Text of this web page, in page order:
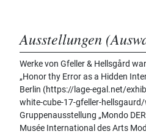
Ausstellungen
Werke von Gfeller & Hellsgård
„Honor thy Error as a Hidden
Berlin (https://lage-egal.net/
white-cube-17-gfeller-
Gruppenausstellung „Mondo
Musée International des Arts